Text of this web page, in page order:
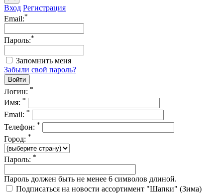
Вход Регистрация
Email:*
Пароль:*
Запомнить меня
Забыли свой пароль?
Логин: *
Имя: *
Email: *
Телефон: *
Город: *
Пароль: *
Пароль должен быть не менее 6 символов длиной.
Подписаться на новости ассортимент "Шапки" (Зима)